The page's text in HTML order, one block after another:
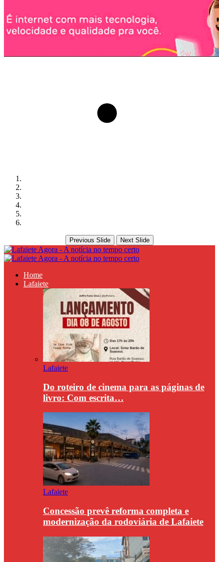
Previous Slide Next Slide
Home
Lafaiete
Lafaiete
Do roteiro de cinema para as páginas de
livro: Com escrita…
Lafaiete
Concessão prevê reforma completa e
modernização da rodoviária de Lafaiete